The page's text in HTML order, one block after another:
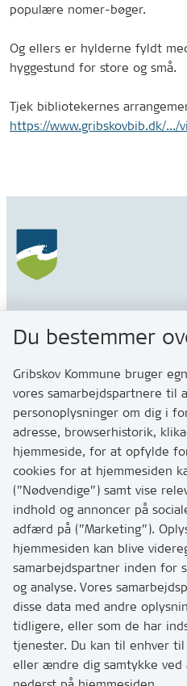
populære nomer-bøger.
Og ellers er hylderne fyldt
hyggestund for store og små.
Tjek bibliotekernes
https://www.gribskovbib.dk/
Gribskov Kommune
Rådhusvej 3
3200 Helsinge
Kontakt
Skriv til os via Digital Post
Har du brug for at komme i
hvordan
Tip os om huller i vejen
T:7249 6000
Bemærk: vi har mange
Links
Tilgængelighedserklæring
Cookies
Du bestemmer
Gribskov Kommune bruger
vores samarbejdspartnere til
personoplysninger om dig i
adresse, browserhistorik,
hjemmeside, for at opfylde
cookies for at hjemmesiden
(”Nødvendige”) samt vise
indhold og annoncer på
adfærd på (”Marketing”).
hjemmesiden kan blive
samarbejdspartner inden for
og analyse. Vores
disse data med andre
tidligere, eller som de har
tjenester. Du kan til enhver
eller ændre dig samtykke ved